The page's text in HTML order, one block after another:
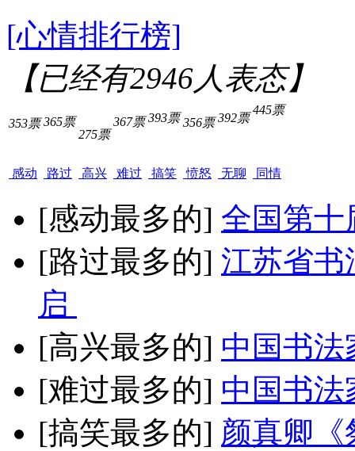
[心情排行榜]
【已经有2946人表态】
353票
感动
365票
路过
275票
高兴
367票
难过
393票
搞笑
356票
愤怒
392票
无聊
445票
同情
[感动最多的] 全国第十
[路过最多的] 江苏省书
启
[高兴最多的] 中国书法
[难过最多的] 中国书法
[搞笑最多的] 颜真卿《